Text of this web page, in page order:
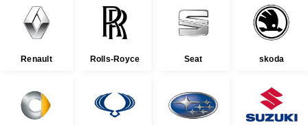
Renault Rolls-Royce Seat skoda